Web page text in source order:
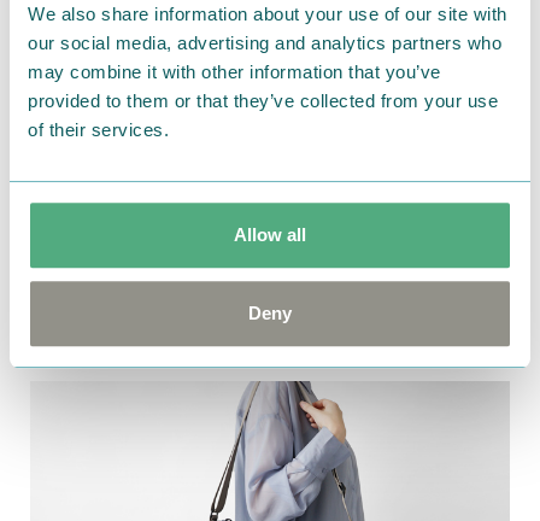
We also share information about your use of our site with
our social media, advertising and analytics partners who
may combine it with other information that you’ve
provided to them or that they’ve collected from your use
of their services.
Allow all
Deny